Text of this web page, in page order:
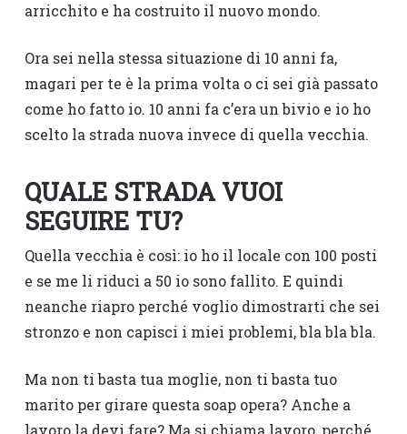
arricchito e ha costruito il nuovo mondo.
Ora sei nella stessa situazione di 10 anni fa,
magari per te è la prima volta o ci sei già passato
come ho fatto io. 10 anni fa c’era un bivio e io ho
scelto la strada nuova invece di quella vecchia.
QUALE STRADA VUOI
SEGUIRE TU?
Quella vecchia è così: io ho il locale con 100 posti
e se me li riduci a 50 io sono fallito. E quindi
neanche riapro perché voglio dimostrarti che sei
stronzo e non capisci i miei problemi, bla bla bla.
Ma non ti basta tua moglie, non ti basta tuo
marito per girare questa soap opera? Anche a